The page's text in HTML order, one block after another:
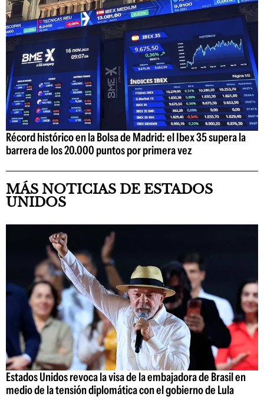
Récord histórico en la Bolsa de Madrid: el Ibex 35 supera la
barrera de los 20.000 puntos por primera vez
MÁS NOTICIAS DE ESTADOS
UNIDOS
Estados Unidos revoca la visa de la embajadora de Brasil en
medio de la tensión diplomática con el gobierno de Lula